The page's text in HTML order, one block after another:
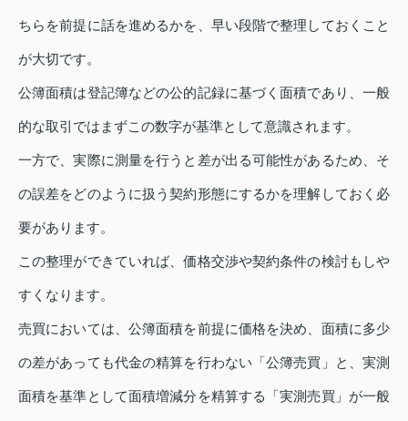
ちらを前提に話を進めるかを、早い段階で整理しておくこと
が大切です。
公簿面積は登記簿などの公的記録に基づく面積であり、一般
的な取引ではまずこの数字が基準として意識されます。
一方で、実際に測量を行うと差が出る可能性があるため、そ
の誤差をどのように扱う契約形態にするかを理解しておく必
要があります。
この整理ができていれば、価格交渉や契約条件の検討もしや
すくなります。
売買においては、公簿面積を前提に価格を決め、面積に多少
の差があっても代金の精算を行わない「公簿売買」と、実測
面積を基準として面積増減分を精算する「実測売買」が一般